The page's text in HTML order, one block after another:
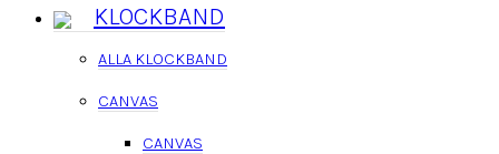
KLOCKBAND
ALLA KLOCKBAND
CANVAS
CANVAS